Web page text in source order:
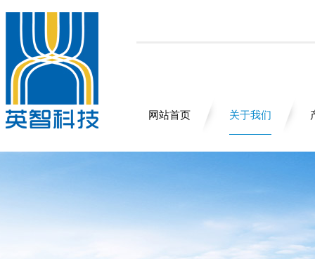
网站首页 关于我们